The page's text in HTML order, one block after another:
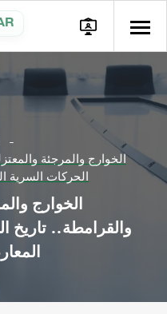
الخوارج والمرجئة
الحركات السرية
الخوارج
والقرامطة.. تاريخ